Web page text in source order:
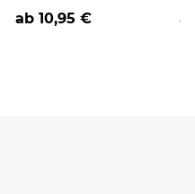
wirklich so genervt
wie ich aussehe! -
ab 10,95 €